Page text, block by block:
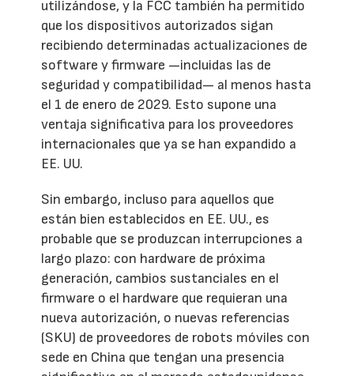
utilizándose, y la FCC también ha permitido
que los dispositivos autorizados sigan
recibiendo determinadas actualizaciones de
software y firmware —incluidas las de
seguridad y compatibilidad— al menos hasta
el 1 de enero de 2029. Esto supone una
ventaja significativa para los proveedores
internacionales que ya se han expandido a
EE. UU.
Sin embargo, incluso para aquellos que
están bien establecidos en EE. UU., es
probable que se produzcan interrupciones a
largo plazo: con hardware de próxima
generación, cambios sustanciales en el
firmware o el hardware que requieran una
nueva autorización, o nuevas referencias
(SKU) de proveedores de robots móviles con
sede en China que tengan una presencia